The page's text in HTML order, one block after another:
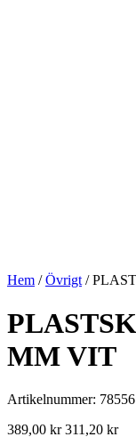
Hem /Övrigt /
MM VIT
Artikelnummer: 78556
389,00 kr 311,20 kr